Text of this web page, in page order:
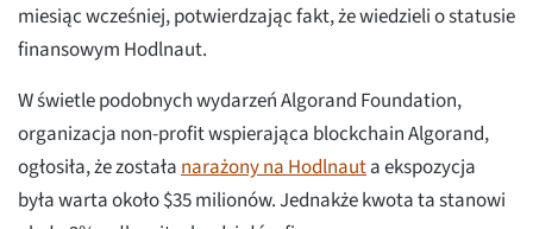
miesiąc wcześniej, potwierdzając fakt, że wiedzieli o statusie
finansowym Hodlnaut.
W świetle podobnych wydarzeń Algorand Foundation,
organizacja non-profit wspierająca blockchain Algorand,
ogłosiła, że zostałanarażony na Hodlnauta ekspozycja
była warta około $35 milionów. Jednakże kwota ta stanowi